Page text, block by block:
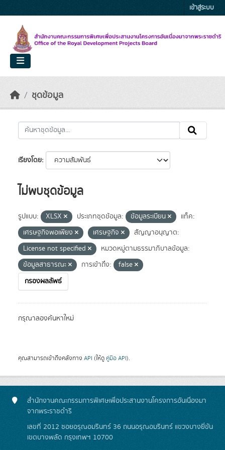
เข้าสู่ระบบ
ชุดข้อมูล
เรียงโดย
ไม่พบชุดข้อมูล
รูปแบบ: XLSX ประเภทชุดข้อมูล: ข้อมูลระเบียน
แท็ค:
เศรษฐกิจพอเพียง
เศรษฐกิจ
สัญญาอนุญาต:
License not specified
หมวดหมู่ตามธรรมาภิบาลข้อมูล:
ข้อมูลสาธารณะ
การเข้าถึง:
false
กรองผลลัพธ์
กรุณาลองค้นหาใหม่
คุณสามารถเข้าถึงคลังทาง API (ให้ดู คู่มือ API).
สำนักงานคณะกรรมการพิเศษเพื่อประสานงานโครงการอันเนื่องมา
จากพระราชดำริ
เลขที่ 2012 ซอยอรุณอมรินทร์ 36 ถนนอรุณอมรินทร์ แขวงบางยี่ขัน
เขตบางพลัด กรุงเทพฯ 10700